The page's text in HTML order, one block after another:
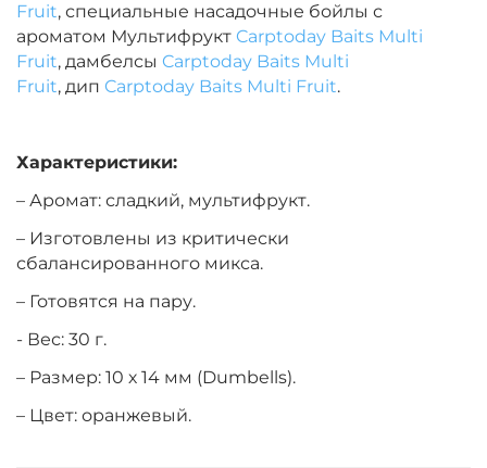
Fruit, специальные насадочные бойлы с
ароматом Мультифрукт Carptoday Baits Multi
Fruit, дамбелсы Carptoday Baits Multi
Fruit, дип Carptoday Baits Multi Fruit.
Характеристики:
– Аромат: сладкий, мультифрукт.
– Изготовлены из критически
сбалансированного микса.
– Готовятся на пару.
- Вес: 30 г.
– Размер: 10 х 14 мм (Dumbells).
– Цвет: оранжевый.